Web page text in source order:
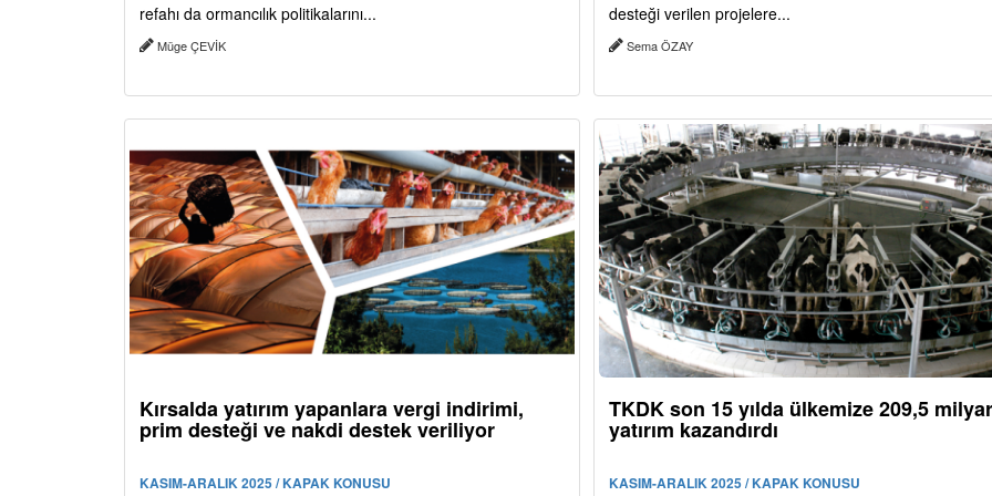
refahı da ormancılık politikalarını...
Müge ÇEVİK
desteği verilen projelere...
Sema ÖZAY
Kırsalda yatırım yapanlara vergi indirimi,
prim desteği ve nakdi destek veriliyor
KASIM-ARALIK 2025 / KAPAK KONUSU
TKDK son 15 yılda ülkemize 209,5
yatırım kazandırdı
KASIM-ARALIK 2025 / KAPAK KONUSU